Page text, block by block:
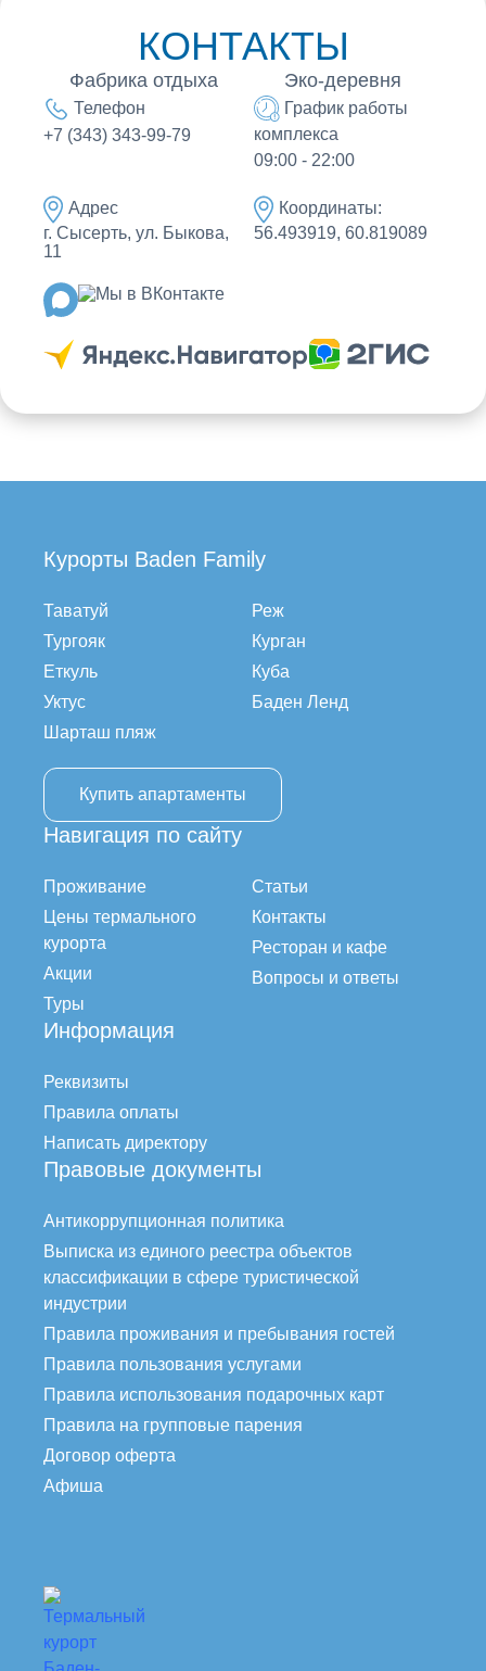
КОНТАКТЫ
Фабрика отдыха Эко-деревня
Телефон
+7 (343) 343-99-79
График работы
комплекса
09:00 - 22:00
Адрес
г. Сысерть, ул. Быкова,
11
Координаты:
56.493919, 60.819089
Курорты Baden Family
Таватуй
Тургояк
Еткуль
Уктус
Шарташ пляж
Реж
Курган
Куба
Баден Ленд
Купить апартаменты
Навигация по сайту
Проживание
Цены термального
курорта
Акции
Туры
Статьи
Контакты
Ресторан и кафе
Вопросы и ответы
Информация
Реквизиты
Правила оплаты
Написать директору
Правовые документы
Антикоррупционная политика
Выписка из единого реестра объектов
классификации в сфере туристической
индустрии
Правила проживания и пребывания гостей
Правила пользования услугами
Правила использования подарочных карт
Правила на групповые парения
Договор оферта
Афиша